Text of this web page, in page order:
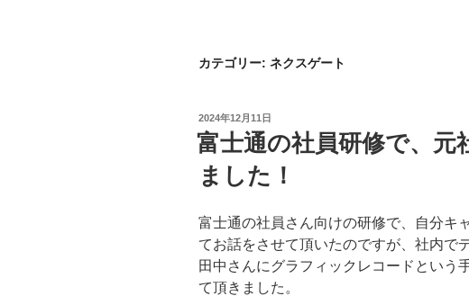
カテゴリー: ネクスゲート
投
稿
日:
2024年12月11日
富士通の社員研修で、元
ました！
富士通の社員さん向けの研修で、自分キ
てお話をさせて頂いたのですが、社内で
田中さんにグラフィックレコードという
て頂きました。